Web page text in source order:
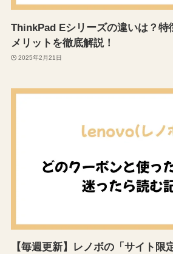
ThinkPad Eシリーズの違いは？特
メリットを徹底解説！
2025年2月21日
【毎週更新】レノボの「サイト限